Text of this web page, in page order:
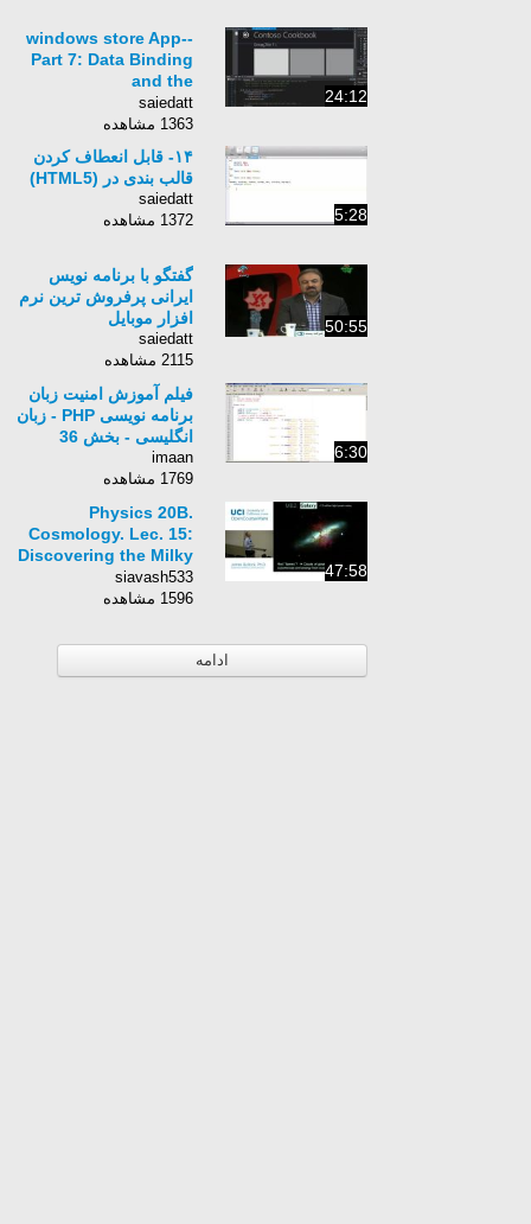
24:12
windows store App--
Part 7: Data Binding
and the
SampleDataSource.cs
saiedatt
1363 مشاهده
5:28
۱۴- قابل انعطاف کردن
قالب بندی در (HTML5)
saiedatt
1372 مشاهده
50:55
گفتگو با برنامه نویس
ایرانی پرفروش ترین نرم
افزار موبایل
saiedatt
2115 مشاهده
6:30
فیلم آموزش امنیت زبان
برنامه نویسی PHP - زبان
انگلیسی - بخش 36
imaan
1769 مشاهده
47:58
Physics 20B.
Cosmology. Lec. 15:
Discovering the Milky
Way
siavash533
1596 مشاهده
ادامه